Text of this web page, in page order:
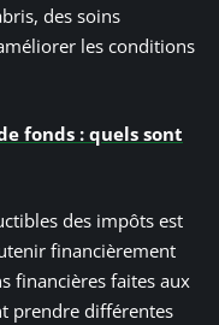
des soins
les conditions
fonds : quels sont
des impôts est
financièrement
financières faites aux
prendre différentes